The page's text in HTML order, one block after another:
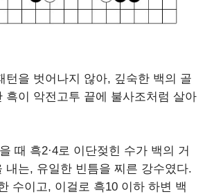
턴을 벗어나지 않아, 깊숙한 백의 골
흑이 악전고투 끝에 불사조처럼 살아
때 흑2·4로 이단젖힌 수가 백의 거
내는, 유일한 빈틈을 찌른 강수였다.
수이고, 이걸로 흑10 이하 하변 백